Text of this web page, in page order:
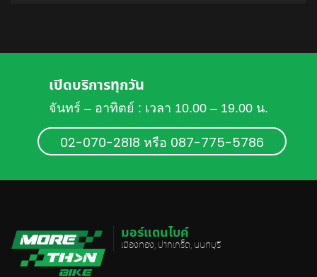
เปิดบริการทุกวัน
จันทร์ – อาทิตย์ : เวลา 10.00 – 19.00 น.
02-070-2818 หรือ 087-775-5786
มอร์แดนไบค์
เมืองทอง, ปากเกร็ด, นนทบุรี